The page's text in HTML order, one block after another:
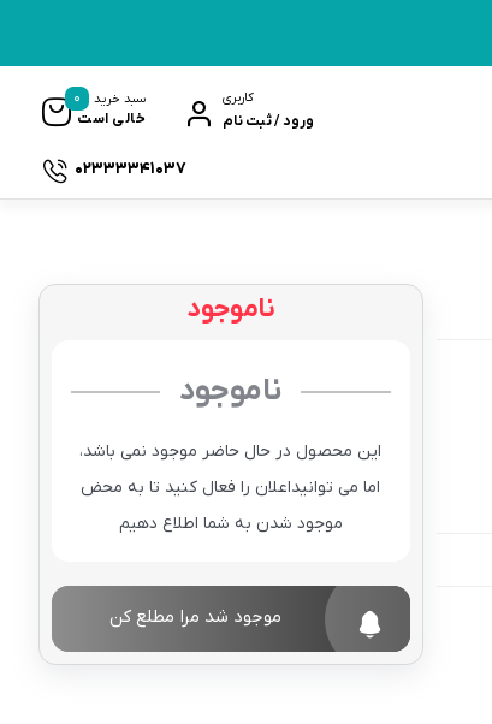
کاربری
ورود / ثبت نام
سبد خرید
خالی است
0
02333341037
ناموجود
ناموجود
این محصول در حال حاضر موجود نمی باشد،
اما می توانیداعلان را فعال کنید تا به محض
موجود شدن به شما اطلاع دهیم
موجود شد مرا مطلع کن